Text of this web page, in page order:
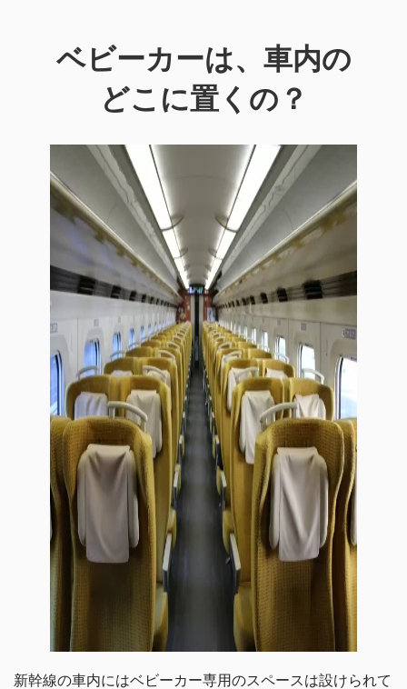
ベビーカーは、車内の
どこに置くの？
新幹線の車内にはベビーカー専用のスペースは設けられて